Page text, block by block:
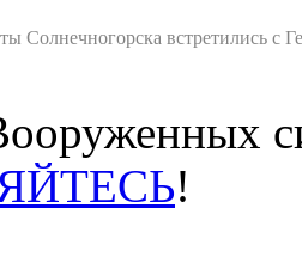
Солнечногорска встретились с
!